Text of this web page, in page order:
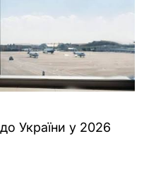
України у 2026